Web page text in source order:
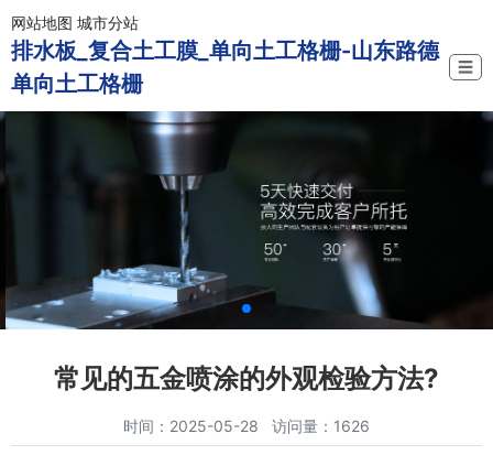
网站地图 城市分站
排水板_复合土工膜_单向土工格栅-山东路德
单向土工格栅
☰
常见的五金喷涂的外观检验方法?
时间：2025-05-28 访问量：1626